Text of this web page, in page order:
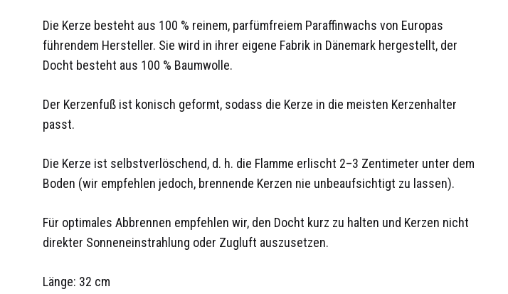
Die Kerze besteht aus 100 % reinem, parfümfreiem Paraffinwachs von Europas
führendem Hersteller. Sie wird in ihrer eigene Fabrik in Dänemark hergestellt, der
Docht besteht aus 100 % Baumwolle.
Der Kerzenfuß ist konisch geformt, sodass die Kerze in die meisten Kerzenhalter
passt.
Die Kerze ist selbstverlöschend, d. h. die Flamme erlischt 2–3 Zentimeter unter dem
Boden (wir empfehlen jedoch, brennende Kerzen nie unbeaufsichtigt zu lassen).
Für optimales Abbrennen empfehlen wir, den Docht kurz zu halten und Kerzen nicht
direkter Sonneneinstrahlung oder Zugluft auszusetzen.
Länge: 32 cm